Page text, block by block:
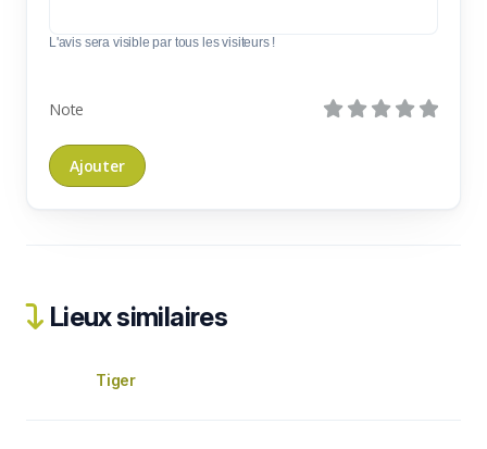
L'avis sera visible par tous les visiteurs !
Note
Lieux similaires
Tiger